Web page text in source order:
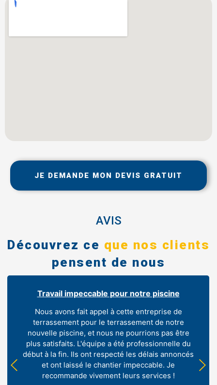
JE DEMANDE MON DEVIS GRATUIT
AVIS
Découvrez ce que nos clients
pensent de nous
Travail impeccable pour notre piscine
Nous avons fait appel à cette entreprise de
terrassement pour le terrassement de notre
nouvelle piscine, et nous ne pourrions pas être
plus satisfaits. L'équipe a été professionnelle du
début à la fin. Ils ont respecté les délais annoncés
et ont laissé le chantier impeccable. Je
recommande vivement leurs services !